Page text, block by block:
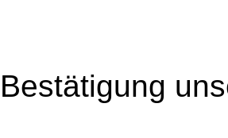
Bestätigung